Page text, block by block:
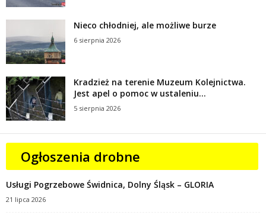
Nieco chłodniej, ale możliwe burze
6 sierpnia 2026
Kradzież na terenie Muzeum Kolejnictwa.
Jest apel o pomoc w ustaleniu...
5 sierpnia 2026
Ogłoszenia drobne
Usługi Pogrzebowe Świdnica, Dolny Śląsk – GLORIA
21 lipca 2026